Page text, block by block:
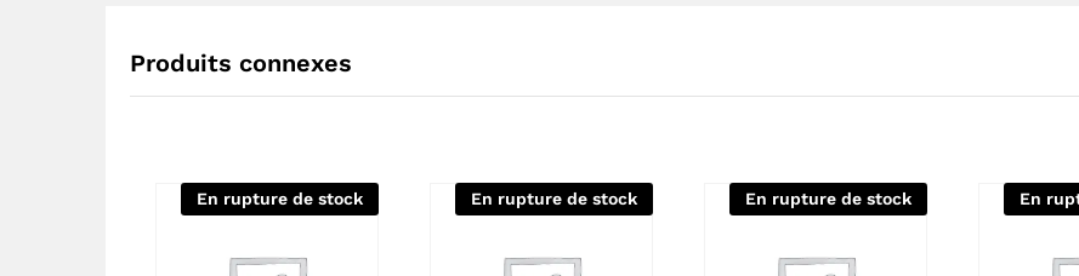
Produits connexes
En rupture de stock En rupture de stock En rupture de stock En